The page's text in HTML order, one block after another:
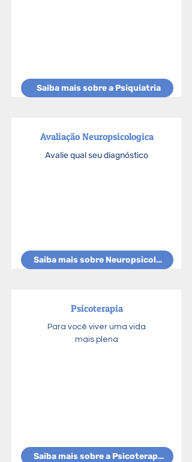
Saiba mais sobre a Psiquiatria
Avaliação Neuropsicologica
Avalie qual seu diagnóstico
Saiba mais sobre Neuropsicologia
Psicoterapia
Para você viver uma vida
mais plena
Saiba mais sobre a Psicoterapia